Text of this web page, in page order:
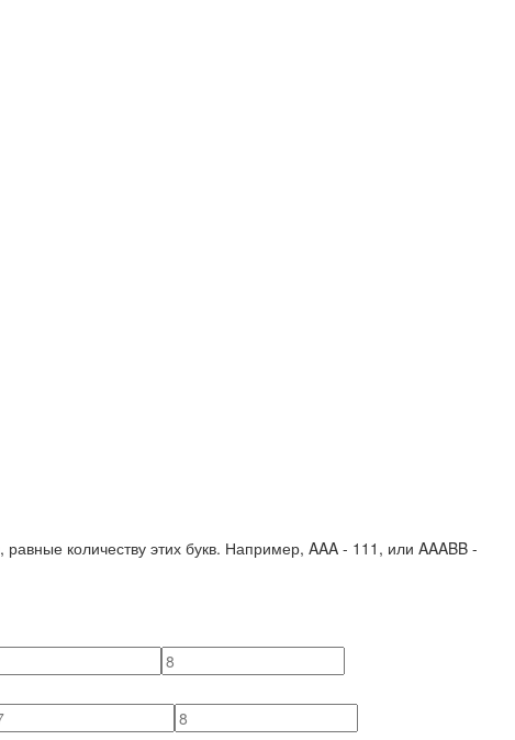
количеству этих букв. Например, AAA - 111 , или AAABB -